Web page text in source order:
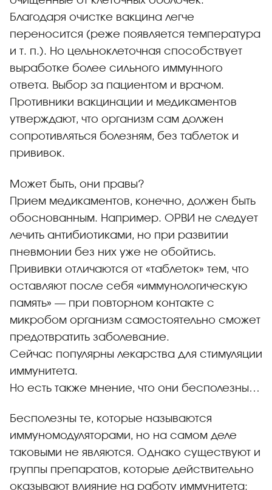
Благодаря очистке вакцина легче
переносится (реже появляется температура
и т. п.). Но цельноклеточная способствует
выработке более сильного иммунного
ответа. Выбор за пациентом и врачом.
Противники вакцинации и медикаментов
утверждают, что организм сам должен
сопротивляться болезням, без таблеток и
прививок.
Может быть, они правы?
Прием медикаментов, конечно, должен быть
обоснованным. Например. ОРВИ не следует
лечить антибиотиками, но при развитии
пневмонии без них уже не обойтись.
Прививки отличаются от «таблеток» тем, что
оставляют после себя «иммунологическую
память» — при повторном контакте с
микробом организм самостоятельно сможет
предотвратить заболевание.
Сейчас популярны лекарства для стимуляции
иммунитета.
Но есть также мнение, что они бесполезны…
Бесполезны те, которые называются
иммуномодуляторами, но на самом деле
таковыми не являются. Однако существуют и
группы препаратов, которые действительно
оказывают влияние на работу иммунитета: